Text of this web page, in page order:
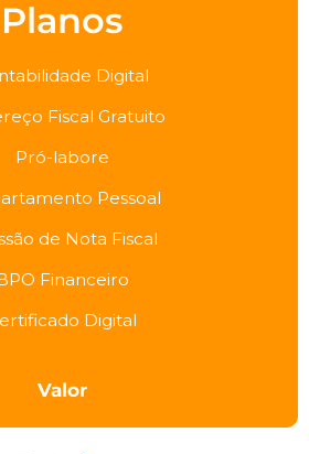
Planos
Digital
Fiscal Gratuito
Pró-labore
Pessoal
de Nota Fiscal
Financeiro
Digital
Valor